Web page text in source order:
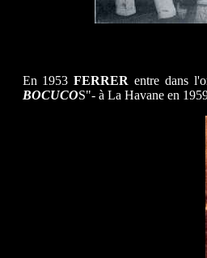
En 1953FERRER entre dans
BOCUCOS"- à La Havane en